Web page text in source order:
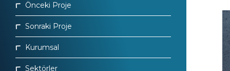
Haberler ve Duyurular
Referanslar
Politikalar
Önceki Proje
Sonraki Proje
Kurumsal
Sektörler